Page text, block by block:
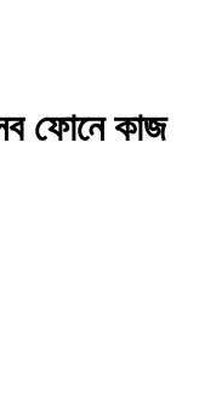
ফোনে কাজ